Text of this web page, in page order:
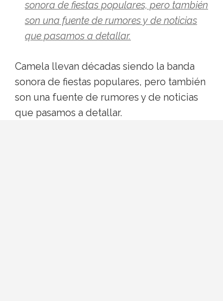
sonora de fiestas populares, pero también
son una fuente de rumores y de noticias
que pasamos a detallar.
Camela llevan décadas siendo la banda
sonora de fiestas populares, pero también
son una fuente de rumores y de noticias
que pasamos a detallar.